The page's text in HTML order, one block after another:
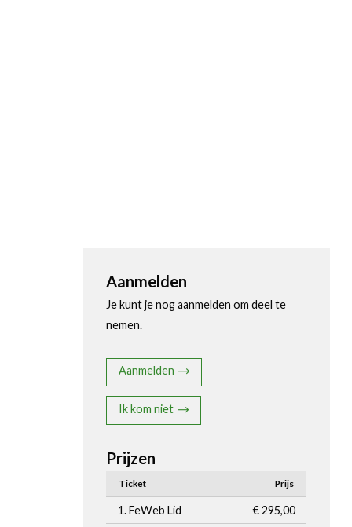
Aanmelden
Je kunt je nog aanmelden om deel te
nemen.
Aanmelden
Ik kom niet
Prijzen
Ticket Prijs
1. FeWeb Lid
€ 295,00